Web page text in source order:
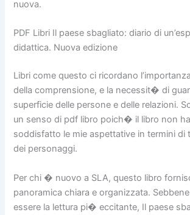
nuova.
PDF Libri Il paese sbagliato: diario di
didattica. Nuova edizione
Libri come questo ci ricordano
della comprensione, e la necessit� di
superficie delle persone e delle relazioni.
un senso di pdf libro poich� il libro non
soddisfatto le mie aspettative in termini di
dei personaggi.
Per chi � nuovo a SLA, questo libro
panoramica chiara e organizzata.
essere la lettura pi� eccitante, Il paese